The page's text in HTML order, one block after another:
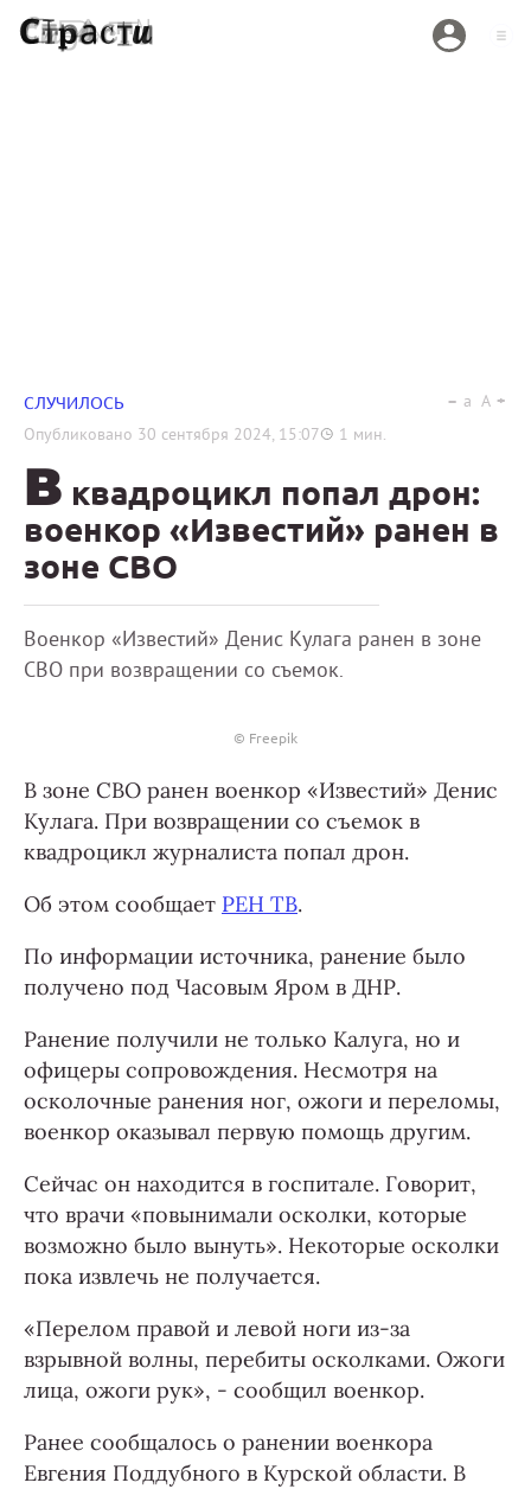
СЛУЧИЛОСЬ
Опубликовано 30 сентября 2024, 15:07 1 мин.
a A
В квадроцикл попал дрон:
военкор «Известий» ранен в
зоне СВО
Военкор «Известий» Денис Кулага ранен в зоне
СВО при возвращении со съемок.
© Freepik
В зоне СВО ранен военкор «Известий» Денис
Кулага. При возвращении со съемок в
квадроцикл журналиста попал дрон.
Об этом сообщает РЕН ТВ.
По информации источника, ранение было
получено под Часовым Яром в ДНР.
Ранение получили не только Калуга, но и
офицеры сопровождения. Несмотря на
осколочные ранения ног, ожоги и переломы,
военкор оказывал первую помощь другим.
Сейчас он находится в госпитале. Говорит,
что врачи «повынимали осколки, которые
возможно было вынуть». Некоторые осколки
пока извлечь не получается.
«Перелом правой и левой ноги из-за
взрывной волны, перебиты осколками. Ожоги
лица, ожоги рук», - сообщил военкор.
Ранее сообщалось о ранении военкора
Евгения Поддубного в Курской области. В